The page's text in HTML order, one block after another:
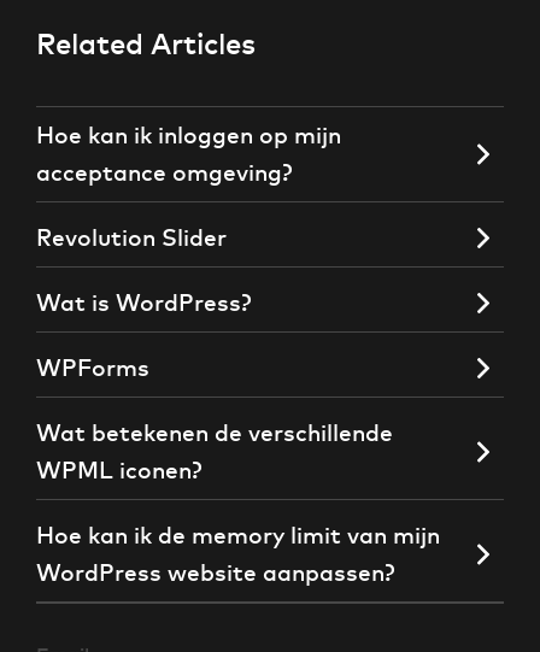
Related Articles
Hoe kan ik inloggen op mijn
acceptance omgeving?
Revolution Slider
Wat is WordPress?
WPForms
Wat betekenen de verschillende
WPML iconen?
Hoe kan ik de memory limit van mijn
WordPress website aanpassen?